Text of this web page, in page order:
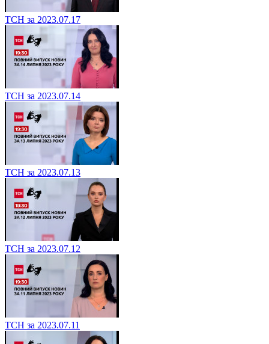
ТСН за 2023.07.17
ТСН за 2023.07.14
ТСН за 2023.07.13
ТСН за 2023.07.12
ТСН за 2023.07.11